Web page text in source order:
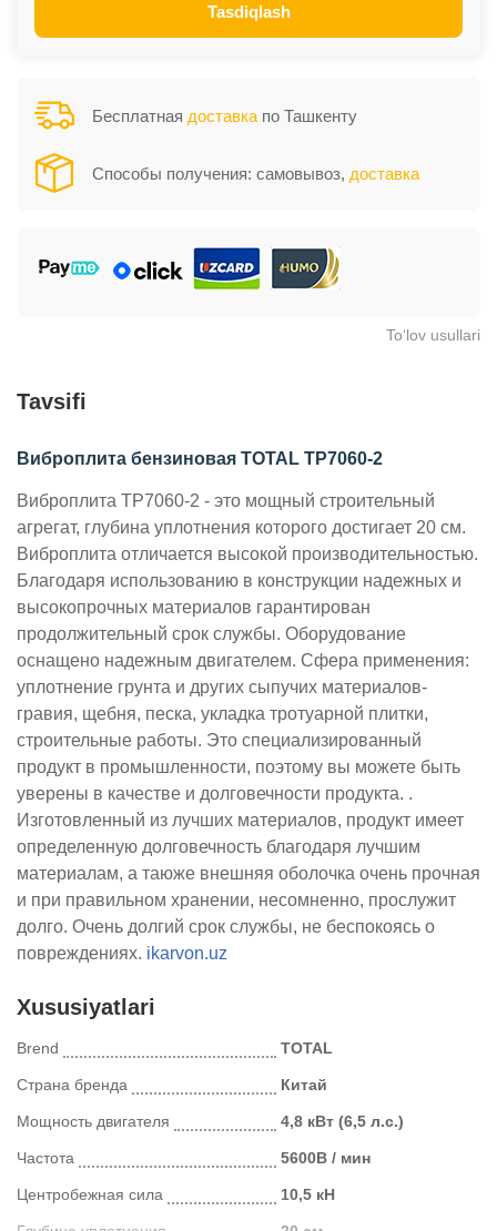
Tasdiqlash
Бесплатная доставка по Ташкенту
Способы получения: самовывоз, доставка
To‘lov usullari
Tavsifi
Виброплита бензиновая TOTAL TP7060-2
Виброплита TР7060-2 - это мощный строительный
агрегат, глубина уплотнения которого достигает 20 см.
Виброплита отличается высокой производительностью.
Благодаря использованию в конструкции надежных и
высокопрочных материалов гарантирован
продолжительный срок службы. Оборудование
оснащено надежным двигателем. Сфера применения:
уплотнение грунта и других сыпучих материалов-
гравия, щебня, песка, укладка тротуарной плитки,
строительные работы. Это специализированный
продукт в промышленности, поэтому вы можете быть
уверены в качестве и долговечности продукта. .
Изготовленный из лучших материалов, продукт имеет
определенную долговечность благодаря лучшим
материалам, а таюже внешняя оболочка очень прочная
и при правильном хранении, несомненно, прослужит
долго. Очень долгий срок службы, не беспокоясь о
повреждениях. ikarvon.uz
Xususiyatlari
Brend TOTAL
Страна бренда Китай
Мощность двигателя 4,8 кВт (6,5 л.с.)
Частота 5600В / мин
Центробежная сила 10,5 кН